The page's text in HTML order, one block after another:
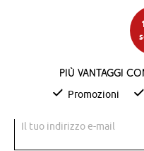
Più vantaggi
Promozioni
Il tuo indirizzo e-mail